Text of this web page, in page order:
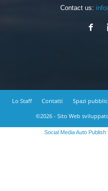
Contact us:
Lo Staff Contatti Spazi
©2026 - Sito Web
Social Media Auto Publish